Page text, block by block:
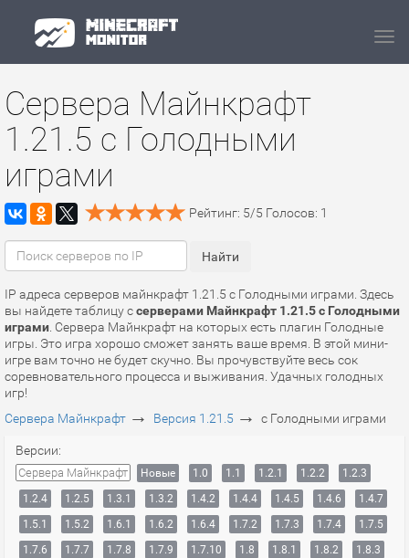
Сервера Майнкрафт
1.21.5 с Голодными
играми
Рейтинг: 5/5 Голосов: 1
IP адреса серверов майнкрафт 1.21.5 с Голодными играми. Здесь
вы найдете таблицу ссерверами Майнкрафт 1.21.5 с Голодными
играми . Сервера Майнкрафт на которых есть плагин Голодные
игры. Это игра хорошо сможет занять ваше время. В этой мини-
игре вам точно не будет скучно. Вы прочувствуйте весь сок
соревновательного процесса и выживания. Удачных голодных
игр!
Сервера Майнкрафт → Версия 1.21.5 → с Голодными играми
Версии:
Сервера Майнкрафт Новые 1.0 1.1 1.2.1 1.2.2
1.2.3
1.2.4
1.2.5 1.3.1 1.3.2 1.4.2 1.4.4 1.4.5 1.4.6
1.4.7
1.5.1
1.5.2 1.6.1 1.6.2 1.6.4 1.7.2 1.7.3 1.7.4
1.7.5
1.7.6
1.7.7 1.7.8 1.7.9 1.7.10 1.8 1.8.1 1.8.2
1.8.3